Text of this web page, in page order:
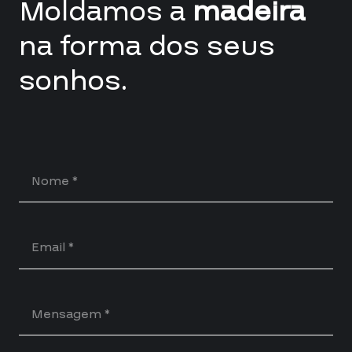
2023
//
2024
Moldamos a madeira
na forma dos seus
sonhos.